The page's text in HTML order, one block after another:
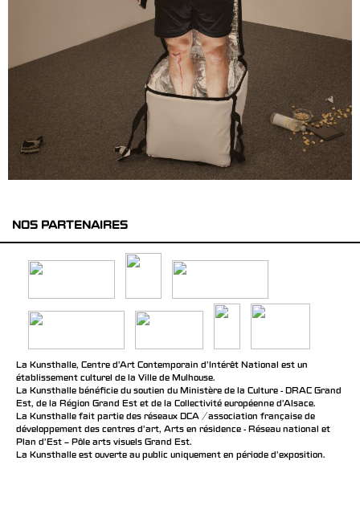
NOS PARTENAIRES
La Kunsthalle, Centre d’Art Contemporain d’Intérêt National est un
établissement culturel de la Ville de Mulhouse.
La Kunsthalle bénéficie du soutien du Ministère de la Culture - DRAC Grand
Est, de la Région Grand Est et de la Collectivité européenne d’Alsace.
La Kunsthalle fait partie des réseaux DCA / association française de
développement des centres d'art, Arts en résidence - Réseau national et
Plan d’Est – Pôle arts visuels Grand Est.
La Kunsthalle est ouverte au public uniquement en période d'exposition.